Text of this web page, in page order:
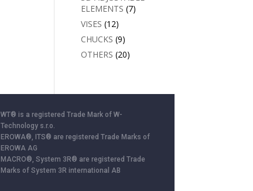
ELEMENTS (7)
VISES (12)
CHUCKS (9)
OTHERS (20)
WT® is a registered Trade Mark of W-
Technology s.r.o.
EROWA®, ITS® are registered Trade Marks of
EROWA AG
MACRO®, System 3R® are registered Trade
Marks of System 3R international AB